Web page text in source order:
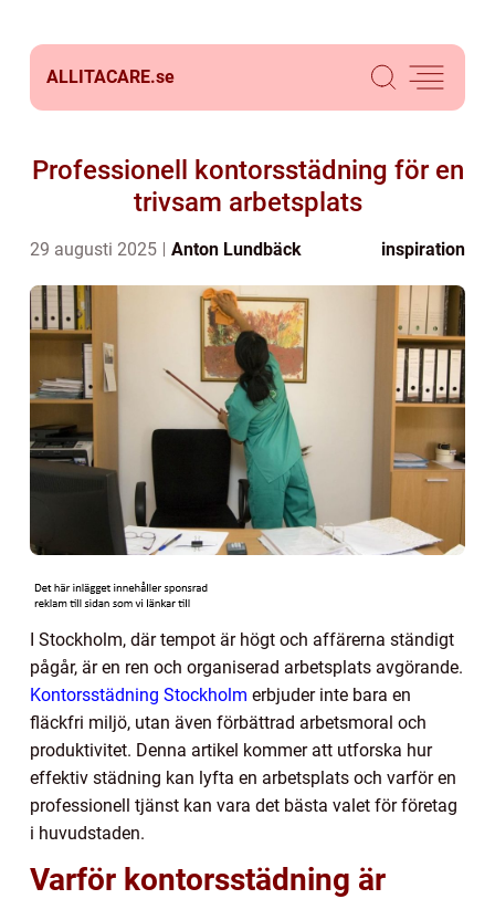
ALLITACARE.se
Professionell kontorsstädning för en
trivsam arbetsplats
29 augusti 2025 Anton Lundbäck inspiration
I Stockholm, där tempot är högt och affärerna ständigt
pågår, är en ren och organiserad arbetsplats avgörande.
Kontorsstädning Stockholm erbjuder inte bara en
fläckfri miljö, utan även förbättrad arbetsmoral och
produktivitet. Denna artikel kommer att utforska hur
effektiv städning kan lyfta en arbetsplats och varför en
professionell tjänst kan vara det bästa valet för företag
i huvudstaden.
Varför kontorsstädning är